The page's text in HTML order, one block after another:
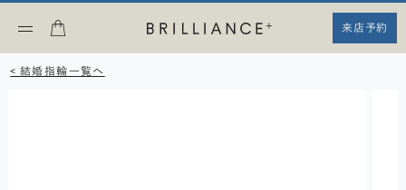
来店予約
< 結婚指輪一覧へ